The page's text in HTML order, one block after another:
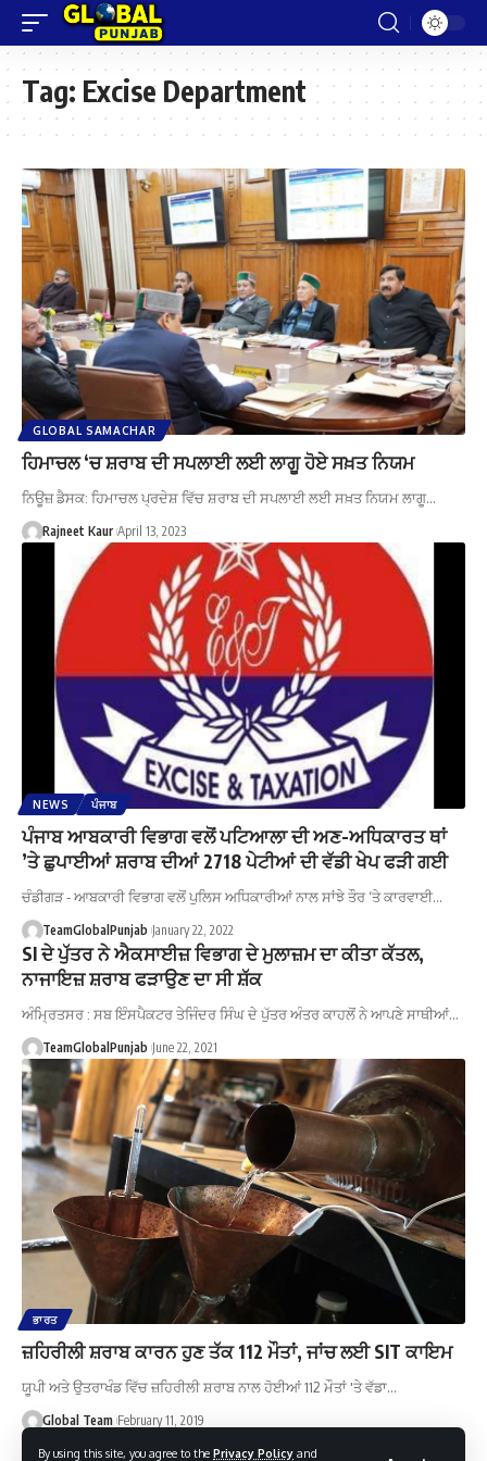
By using this site, you agree to the Privacy Policy and
Tag: Excise Department
GLOBAL SAMACHAR
ਹਿਮਾਚਲ ‘ਚ ਸ਼ਰਾਬ ਦੀ ਸਪਲਾਈ ਲਈ ਲਾਗੂ ਹੋਏ ਸਖ਼ਤ ਨਿਯਮ
ਨਿਊਜ਼ ਡੈਸਕ: ਹਿਮਾਚਲ ਪ੍ਰਦੇਸ਼ ਵਿੱਚ ਸ਼ਰਾਬ ਦੀ ਸਪਲਾਈ ਲਈ ਸਖ਼ਤ ਨਿਯਮ ਲਾਗੂ…
Rajneet Kaur April 13, 2023
NEWS ਪੰਜਾਬ
ਪੰਜਾਬ ਆਬਕਾਰੀ ਵਿਭਾਗ ਵਲੋਂ ਪਟਿਆਲਾ ਦੀ ਅਣ-ਅਧਿਕਾਰਤ ਥਾਂ
’ਤੇ ਛੁਪਾਈਆਂ ਸ਼ਰਾਬ ਦੀਆਂ 2718 ਪੇਟੀਆਂ ਦੀ ਵੱਡੀ ਖੇਪ ਫੜੀ ਗਈ
ਚੰਡੀਗੜ - ਆਬਕਾਰੀ ਵਿਭਾਗ ਵਲੋਂ ਪੁਲਿਸ ਅਧਿਕਾਰੀਆਂ ਨਾਲ ਸਾਂਝੇ ਤੌਰ ‘ਤੇ ਕਾਰਵਾਈ…
TeamGlobalPunjab January 22, 2022
SI ਦੇ ਪੁੱਤਰ ਨੇ ਐਕਸਾਈਜ਼ ਵਿਭਾਗ ਦੇ ਮੁਲਾਜ਼ਮ ਦਾ ਕੀਤਾ ਕੱਤਲ,
ਨਾਜਾਇਜ਼ ਸ਼ਰਾਬ ਫੜਾਉਣ ਦਾ ਸੀ ਸ਼ੱਕ
ਅੰਮ੍ਰਿਤਸਰ : ਸਬ ਇੰਸਪੈਕਟਰ ਤੇਜਿੰਦਰ ਸਿੰਘ ਦੇ ਪੁੱਤਰ ਅੰਤਰ ਕਾਹਲੋਂ ਨੇ ਆਪਣੇ ਸਾਥੀਆਂ…
TeamGlobalPunjab June 22, 2021
ਭਾਰਤ
ਜ਼ਹਿਰੀਲੀ ਸ਼ਰਾਬ ਕਾਰਨ ਹੁਣ ਤੱਕ 112 ਮੌਤਾਂ, ਜਾਂਚ ਲਈ SIT ਕਾਇਮ
ਯੂਪੀ ਅਤੇ ਉਤਰਾਖੰਡ ਵਿੱਚ ਜ਼ਹਿਰੀਲੀ ਸ਼ਰਾਬ ਨਾਲ ਹੋਈਆਂ 112 ਮੌਤਾਂ 'ਤੇ ਵੱਡਾ…
Global Team February 11, 2019